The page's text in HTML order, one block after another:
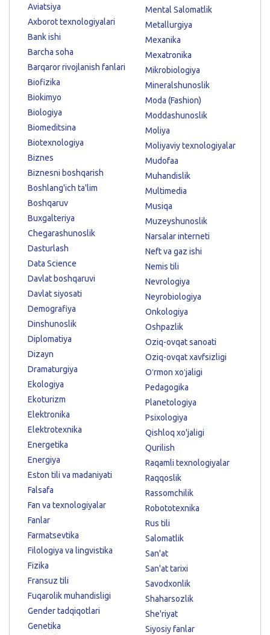
Aviatsiya
Axborot texnologiyalari
Bank ishi
Barcha soha
Barqaror rivojlanish fanlari
Biofizika
Biokimyo
Biologiya
Biomeditsina
Biotexnologiya
Biznes
Biznesni boshqarish
Boshlang'ich ta'lim
Boshqaruv
Buxgalteriya
Chegarashunoslik
Dasturlash
Data Science
Davlat boshqaruvi
Davlat siyosati
Demografiya
Dinshunoslik
Diplomatiya
Dizayn
Dramaturgiya
Ekologiya
Ekoturizm
Elektronika
Elektrotexnika
Energetika
Energiya
Eston tili va madaniyati
Falsafa
Fan va texnologiyalar
Fanlar
Farmatsevtika
Filologiya va lingvistika
Fizika
Fransuz tili
Fuqarolik muhandisligi
Gender tadqiqotlari
Genetika
Mental Salomatlik
Metallurgiya
Mexanika
Mexatronika
Mikrobiologiya
Mineralshunoslik
Moda (Fashion)
Moddashunoslik
Moliya
Moliyaviy texnologiyalar
Mudofaa
Muhandislik
Multimedia
Musiqa
Muzeyshunoslik
Narsalar interneti
Neft va gaz ishi
Nemis tili
Nevrologiya
Neyrobiologiya
Onkologiya
Oshpazlik
Oziq-ovqat sanoati
Oziq-ovqat xavfsizligi
Oʻrmon xoʻjaligi
Pedagogika
Planetologiya
Psixologiya
Qishloq xo'jaligi
Qurilish
Raqamli texnologiyalar
Raqqoslik
Rassomchilik
Robototexnika
Rus tili
Salomatlik
San'at
San'at tarixi
Savodxonlik
Shaharsozlik
She'riyat
Siyosiy fanlar